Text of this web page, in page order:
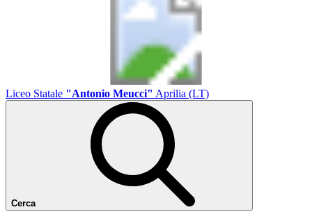
Liceo Statale "Antonio Meucci" Aprilia (LT)
Cerca